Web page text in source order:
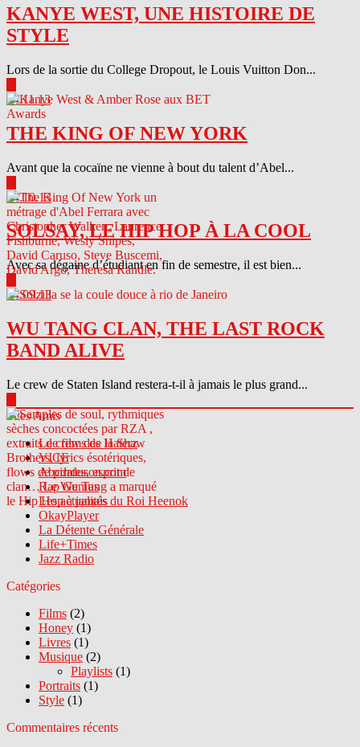
KANYE WEST, UNE HISTOIRE DE
STYLE
Lors de la sortie du College Dropout, le Louis Vuitton Don...
04.11.13
THE KING OF NEW YORK
Avant que la cocaïne ne vienne à bout du talent d’Abel...
04.10.13
SOLSAY, LE HIP HOP À LA COOL
Avec sa dégaine d’étudiant en fin de semestre, il est bien...
04.09.13
WU TANG CLAN, THE LAST ROCK
BAND ALIVE
Le crew de Staten Island restera-t-il à jamais le plus grand...
Sites Amis
Le crew des Haterz
VICE
Abcdrduson.com
Rap Genius
Les actualités du Roi Heenok
OkayPlayer
La Détente Générale
Life+Times
Jazz Radio
Catégories
Films (2)
Honey (1)
Livres (1)
Musique (2)
Playlists (1)
Portraits (1)
Style (1)
Commentaires récents